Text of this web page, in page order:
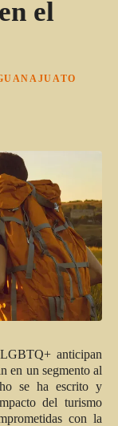
el
anticipan
en un segmento al
se ha escrito y
del turismo
con la